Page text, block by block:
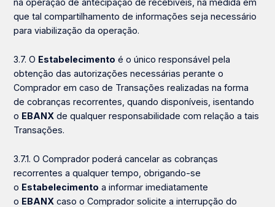
na operação de antecipação de recebíveis, na medida em
que tal compartilhamento de informações seja necessário
para viabilização da operação.
3.7. O Estabelecimento é o único responsável pela
obtenção das autorizações necessárias perante o
Comprador em caso de Transações realizadas na forma
de cobranças recorrentes, quando disponíveis, isentando
o EBANX de qualquer responsabilidade com relação a tais
Transações.
3.7.1. O Comprador poderá cancelar as cobranças
recorrentes a qualquer tempo, obrigando-se
o Estabelecimento a informar imediatamente
o EBANX caso o Comprador solicite a interrupção do